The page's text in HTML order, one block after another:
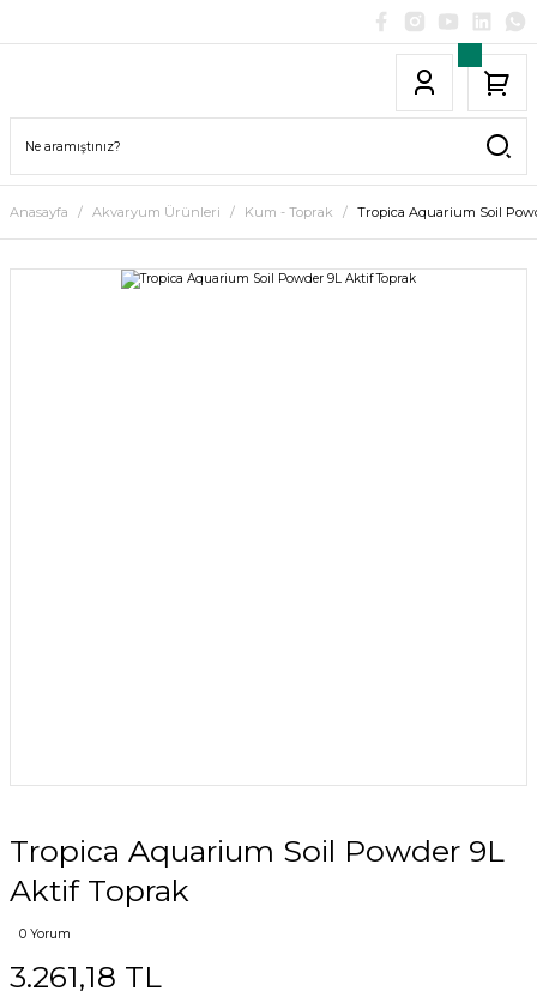
Anasayfa Akvaryum Ürünleri Kum - Toprak Tropica Aquarium Soil
Tropica Aquarium Soil Powder 9L
Aktif Toprak
0 Yorum
3.261,18 TL